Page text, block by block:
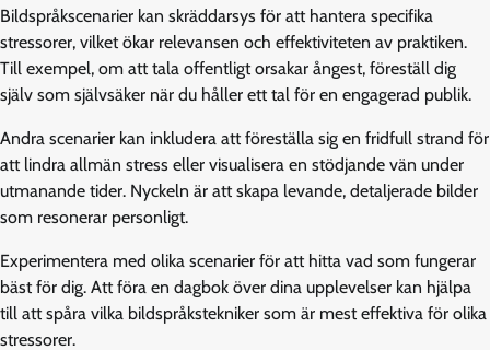
Bildspråkscenarier kan skräddarsys för att hantera specifika
stressorer, vilket ökar relevansen och effektiviteten av praktiken.
Till exempel, om att tala offentligt orsakar ångest, föreställ dig
själv som självsäker när du håller ett tal för en engagerad publik.
Andra scenarier kan inkludera att föreställa sig en fridfull strand för
att lindra allmän stress eller visualisera en stödjande vän under
utmanande tider. Nyckeln är att skapa levande, detaljerade bilder
som resonerar personligt.
Experimentera med olika scenarier för att hitta vad som fungerar
bäst för dig. Att föra en dagbok över dina upplevelser kan hjälpa
till att spåra vilka bildspråkstekniker som är mest effektiva för olika
stressorer.